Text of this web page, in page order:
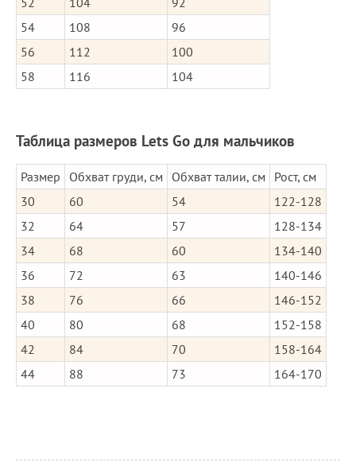
54
108
96
56
112
100
58
116 104
Таблица размеров Lets Go для мальчиков
Размер Обхват груди, см Обхват талии, см
Рост, см
30
60 54
122-128
32
64 57
128-134
34
68 60
134-140
36
72 63
140-146
38
76 66
146-152
40
80 68
152-158
42
84 70
158-164
44
88 73 164-170